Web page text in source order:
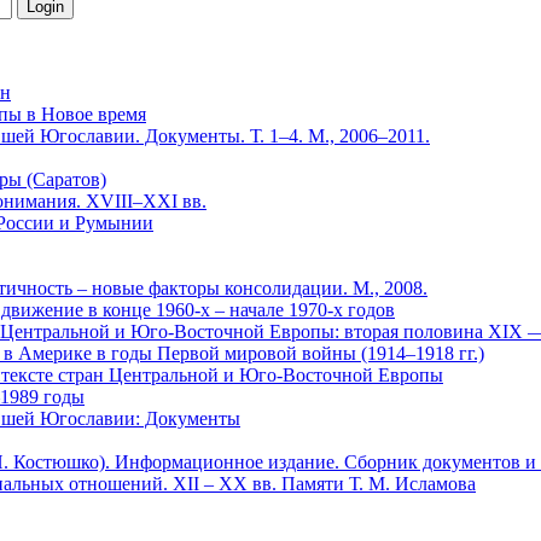
в Новое время
Югославии. Документы. Т. 1–4. М., 2006–2011.
(Саратов)
ХVIII–ХХI вв.
и Румынии
– новые факторы консолидации. М., 2008.
в конце 1960-х – начале 1970-х годов
Центральной и Юго-Восточной Европы: вторая половина XIX
Америке в годы Первой мировой войны (1914–1918 гг.)
стран Центральной и Юго-Восточной Европы
годы
Югославии: Документы
Костюшко). Информационное издание. Сборник документов и
отношений. XII – XX вв. Памяти Т. М. Исламова